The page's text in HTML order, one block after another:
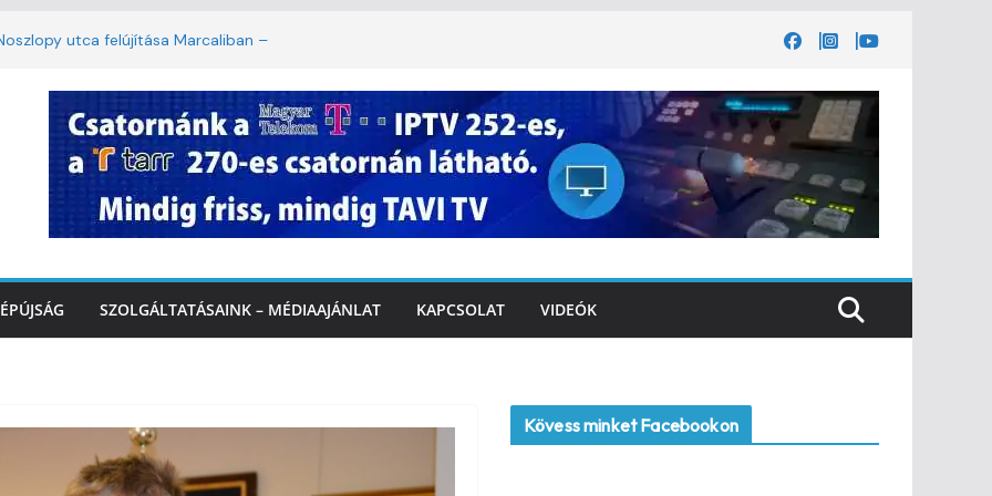
utca felújítása Marcaliban –
lakossági felháborodást váltott ki a
Marcaliban – VIDEÓ
a Balatonnál – az első félidő végén
SZOLGÁLTATÁSAINK – MÉDIAAJÁNLAT KAPCSOLAT VIDEÓK
Kövess minket Facebookon